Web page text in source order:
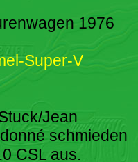
1976
Super-V
Jean
schmieden
CSL aus.